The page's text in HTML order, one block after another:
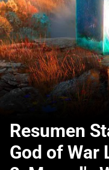
Resumen
God of War